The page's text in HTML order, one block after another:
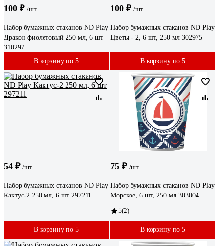
100 ₽ /шт
Набор бумажных стаканов ND Play
Дракон фиолетовый 250 мл, 6 шт
310297
В корзину по 5
100 ₽ /шт
Набор бумажных стаканов ND Play
Цветы - 2, 6 шт, 250 мл 302975
В корзину по 5
54 ₽ /шт
Набор бумажных стаканов ND Play
Кактус-2 250 мл, 6 шт 297211
В корзину по 5
75 ₽ /шт
Набор бумажных стаканов ND Play
Морское, 6 шт, 250 мл 303004
5(2)
В корзину по 5